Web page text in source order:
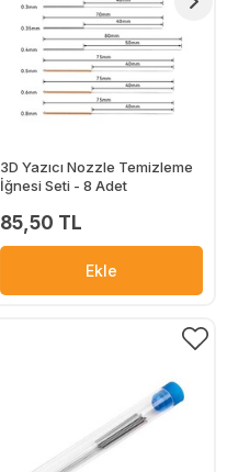
3D Yazıcı Nozzle Temizleme
İğnesi Seti - 8 Adet
85,50 TL
Ekle